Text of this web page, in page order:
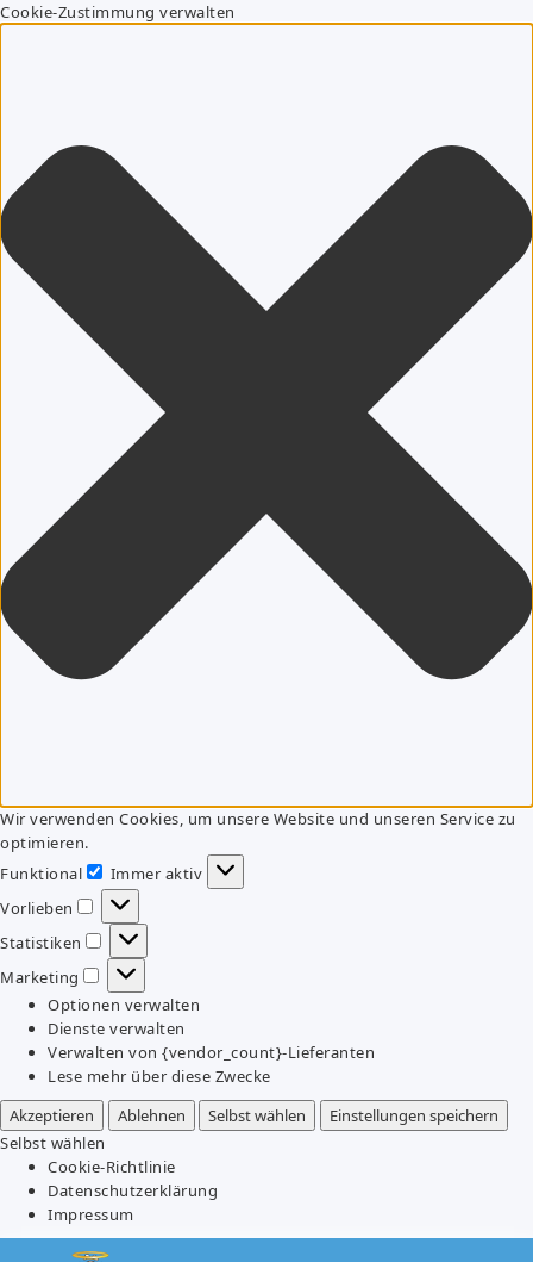
Cookie-Zustimmung verwalten
Wir verwenden Cookies, um unsere Website und unseren Service zu
optimieren.
Funktional
Funktional
Immer aktiv
Vorlieben
Vorlieben
Statistiken
Statistiken
Marketing
Marketing
Optionen verwalten
Dienste verwalten
Verwalten von {vendor_count}-Lieferanten
Lese mehr über diese Zwecke
Akzeptieren
Ablehnen Selbst wählen
Einstellungen speichern
Selbst wählen
Cookie-Richtlinie
Datenschutzerklärung
Impressum